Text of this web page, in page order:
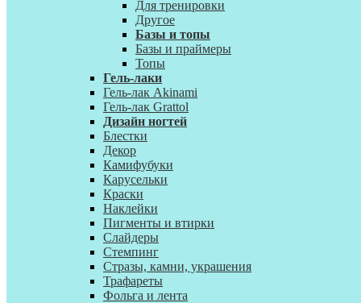
Для тренировки
Другое
Базы и топы
Базы и праймеры
Топы
Гель-лаки
Гель-лак Akinami
Гель-лак Grattol
Дизайн ногтей
Блестки
Декор
Камифубуки
Карусельки
Краски
Наклейки
Пигменты и втирки
Слайдеры
Стемпинг
Стразы, камни, украшения
Трафареты
Фольга и лента